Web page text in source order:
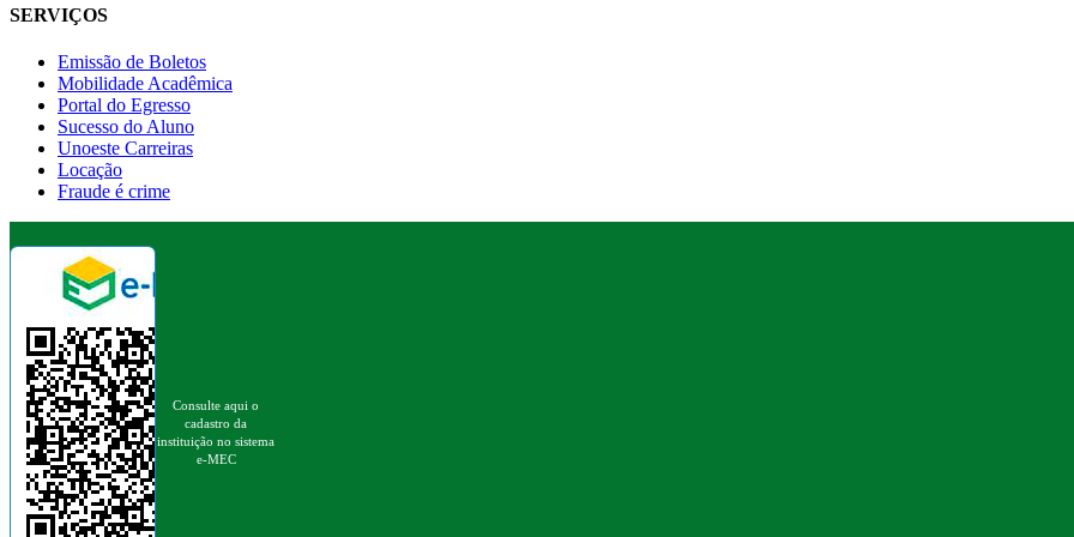
SERVIÇOS
Emissão de Boletos
Mobilidade Acadêmica
Portal do Egresso
Sucesso do Aluno
Unoeste Carreiras
Locação
Fraude é crime
Consulte aqui o
cadastro da
instituição no sistema
e-MEC